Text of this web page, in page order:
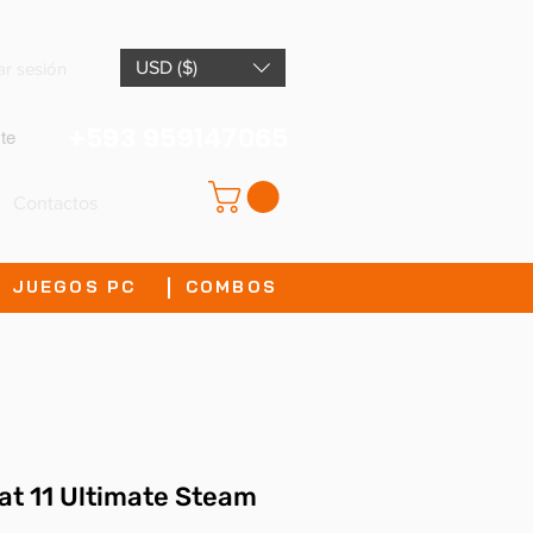
USD ($)
11 Ultimate Steam
JUEGOS PC COMBOS